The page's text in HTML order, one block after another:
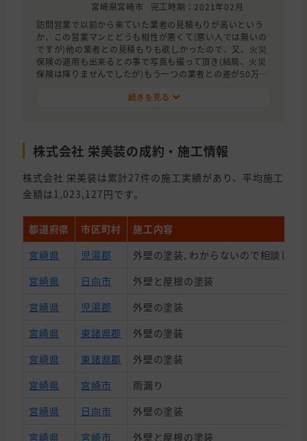
宮崎県宮崎市
完工時期：2021年02月
訪問営業で以前から来ていた業者の見積もりが高いという
か、この営業マンとどうも相性が悪くて(悪い人では無いの
ですが)他の業者との見積もりも欲しかったので、又、火災
保険の適用も出来るとの事で写真も撮って頂き(結局、火災
保険は降りませんでしたが)もう一つの業者との差が50万円
続きを見る
株式会社 栄美装の成約・施工情報
株式会社 栄美装は累計27件の施工実績があり、平均施工
金額は1,023,127円です。
都道府県 市区町村
施工内容
宮崎県
児湯郡
外壁の塗装, わからないので相談した
宮崎県
日向市
外壁と屋根の塗装
宮崎県
児湯郡
外壁の塗装
宮崎県
東諸県郡
外壁の塗装
宮崎県
東諸県郡
外壁の塗装
宮崎県
宮崎市
雨漏り
宮崎県
日向市
外壁の塗装
宮崎県
宮崎市
外壁と屋根の塗装